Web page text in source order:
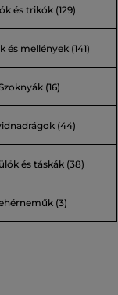
és trikók (129)
és mellények (141)
(16)
(44)
és táskák (38)
(3)